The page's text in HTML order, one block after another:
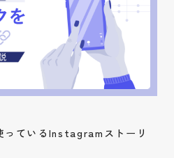
っているInstagramストーリ